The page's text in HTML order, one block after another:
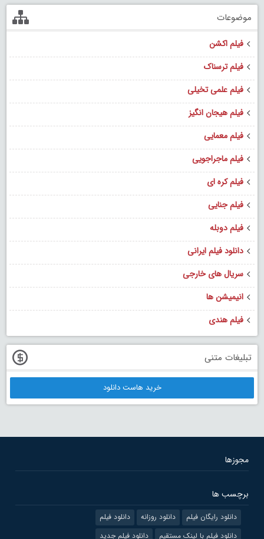
موضوعات
فیلم اکشن
فیلم ترسناک
فیلم علمی تخیلی
فیلم هیجان انگیز
فیلم معمایی
فیلم ماجراجویی
فیلم کره ای
فیلم جنایی
فیلم دوبله
دانلود فیلم ایرانی
سریال های خارجی
انیمیشن ها
فیلم هندی
تبلیغات متنی
خرید هاست دانلود
مجوزها
برچسب ها
دانلود رایگان فیلم دانلود روزانه
دانلود فیلم
دانلود فیلم با لینک مستقیم
دانلود فیلم جدید